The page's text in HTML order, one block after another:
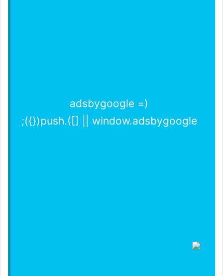
(adsbygoogle =
window.adsbygoogle || []).push({});